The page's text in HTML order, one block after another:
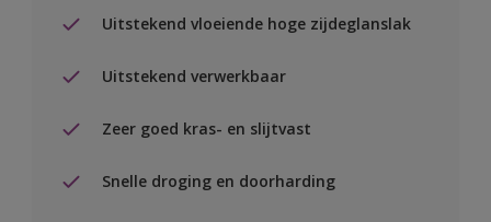
Uitstekend vloeiende hoge zijdeglanslak
Uitstekend verwerkbaar
Zeer goed kras- en slijtvast
Snelle droging en doorharding